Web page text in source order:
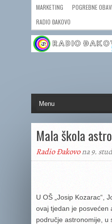
MARKETING POGREBNE
RADIO ĐAKOVO
Mala škola
Radio Đakovona 9.
U OŠ „Josip Kozarac“,
ovaj tjedan je posvećen
područje astronomije, u